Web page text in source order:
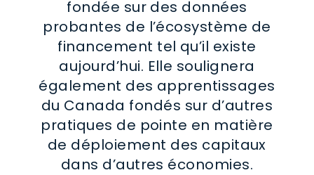
fondée sur des données
probantes de l’écosystème de
financement tel qu’il existe
aujourd’hui. Elle soulignera
également des apprentissages
du Canada fondés sur d’autres
pratiques de pointe en matière
de déploiement des capitaux
dans d’autres économies.